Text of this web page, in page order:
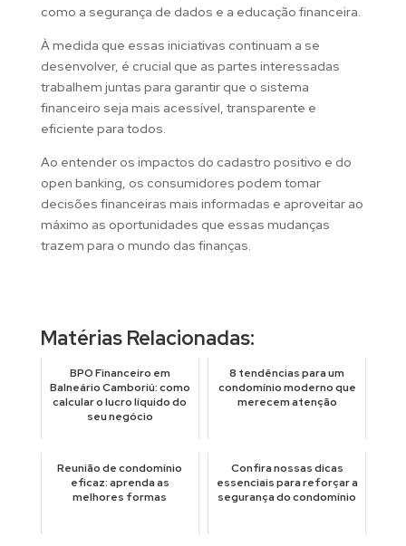
como a segurança de dados e a educação financeira.
À medida que essas iniciativas continuam a se
desenvolver, é crucial que as partes interessadas
trabalhem juntas para garantir que o sistema
financeiro seja mais acessível, transparente e
eficiente para todos.
Ao entender os impactos do cadastro positivo e do
open banking, os consumidores podem tomar
decisões financeiras mais informadas e aproveitar ao
máximo as oportunidades que essas mudanças
trazem para o mundo das finanças.
Matérias Relacionadas:
BPO Financeiro em
Balneário Camboriú: como
calcular o lucro líquido do
seu negócio
8 tendências para um
condomínio moderno que
merecem atenção
Reunião de condomínio
eficaz: aprenda as
melhores formas
Confira nossas dicas
essenciais para reforçar a
segurança do condomínio